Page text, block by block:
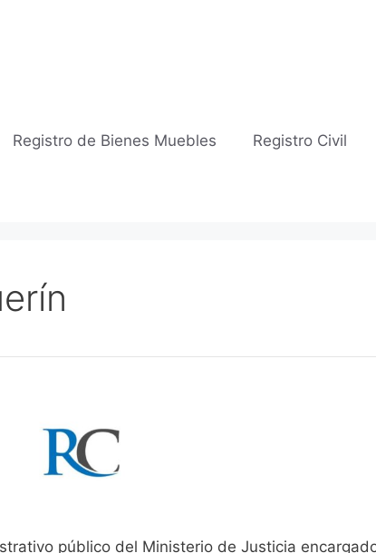
Registro de Bienes Muebles Registro Civil
público del Ministerio de Justicia